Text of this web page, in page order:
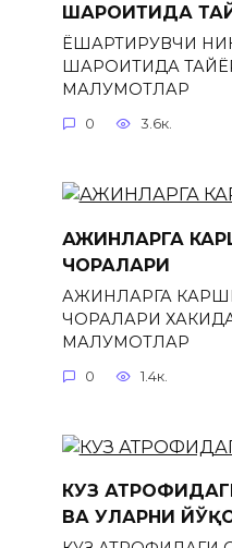
ШАРОИТИДА
ЁШАРТИРУВЧИ
ШАРОИТИДА
МАЛУМОТЛАР
0 3.6к.
АЖИНЛАРГА
ЧОРАЛАРИ
АЖИНЛАРГА
ЧОРАЛАРИ
МАЛУМОТЛАР
0 1.4к.
КУЗ
ВА УЛАРНИ